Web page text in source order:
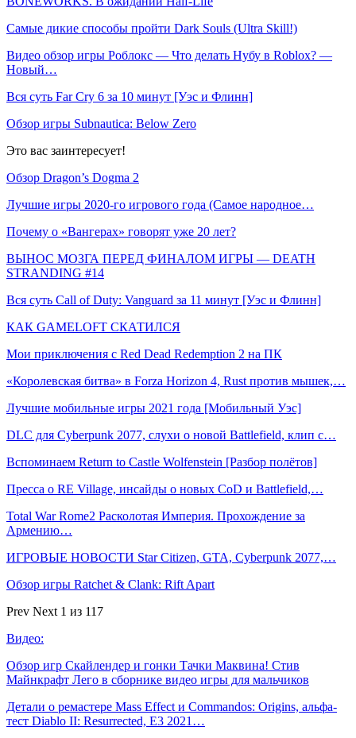
Самые дикие способы пройти Dark Souls (Ultra Skill!)
Видео обзор игры Роблокс — Что делать Нубу в Roblox? —
Новый…
Вся суть Far Cry 6 за 10 минут [Уэс и Флинн]
Обзор игры Subnautica: Below Zero
Это вас заинтересует!
Обзор Dragon’s Dogma 2
Лучшие игры 2020-го игрового года (Самое народное…
Почему о «Вангерах» говорят уже 20 лет?
ВЫНОС МОЗГА ПЕРЕД ФИНАЛОМ ИГРЫ — DEATH
STRANDING #14
Вся суть Call of Duty: Vanguard за 11 минут [Уэс и Флинн]
КАК GAMELOFT СКАТИЛСЯ
Мои приключения с Red Dead Redemption 2 на ПК
«Королевская битва» в Forza Horizon 4, Rust против мышек,…
Лучшие мобильные игры 2021 года [Мобильный Уэс]
DLC для Cyberpunk 2077, слухи о новой Battlefield, клип с…
Вспоминаем Return to Castle Wolfenstein [Разбор полётов]
Пресса о RE Village, инсайды о новых CoD и Battlefield,…
Total War Rome2 Расколотая Империя. Прохождение за
Армению…
ИГРОВЫЕ НОВОСТИ Star Citizen, GTA, Cyberpunk 2077,…
Обзор игры Ratchet & Clank: Rift Apart
Prev Next 1 из 117
Видео:
Обзор игр Скайлендер и гонки Тачки Маквина! Стив
Майнкрафт Лего в сборнике видео игры для мальчиков
Детали о ремастере Mass Effect и Commandos: Origins, альфа-
тест Diablo II: Resurrected, E3 2021…